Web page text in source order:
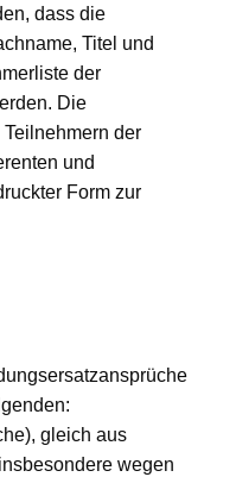
dass die
Titel und
der
Die
der
und
Form zur
gleich aus
wegen